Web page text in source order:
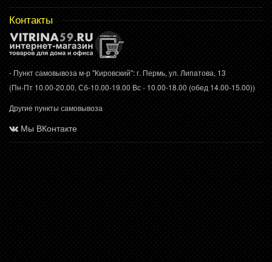
Контакты
- Пункт самовывоза м-р "Кировский": г. Пермь, ул. Липатова, 13
(Пн-Пт 10.00-20.00, Сб-10.00-19.00 Вс - 10.00-18.00 (обед 14.00-15.00))
Другие пункты самовывоза
Мы ВКонтакте